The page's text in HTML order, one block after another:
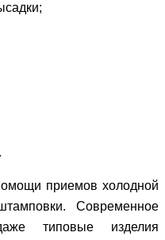
приемов холодной
Современное
типовые изделия